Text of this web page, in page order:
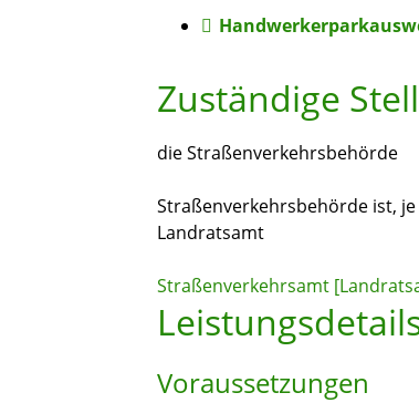
Zuständige
die Straßenverkehrsbehörde
Straßenverkehrsbehörde ist,
Landratsamt
Straßenverkehrsamt
Voraussetzungen